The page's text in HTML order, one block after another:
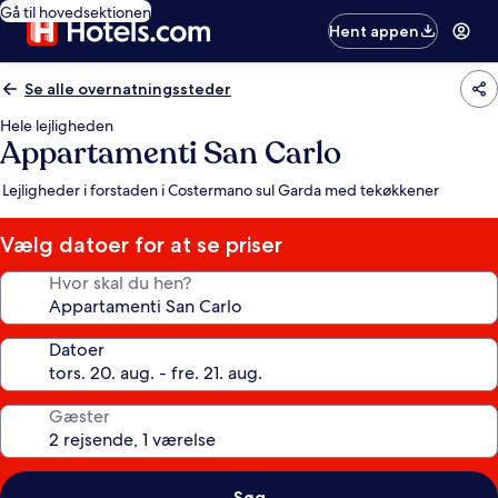
Gå til hovedsektionen
Hent appen
Se alle overnatningssteder
Hele lejligheden
Appartamenti San Carlo
Lejligheder i forstaden i Costermano sul Garda med tekøkkener
Vælg datoer for at se priser
Hvor skal du hen?
Datoer
Gæster